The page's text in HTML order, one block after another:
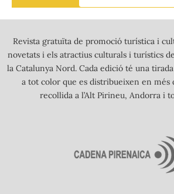
Revista gratuïta de promoció turística i
novetats i els atractius culturals i turístics
la Catalunya Nord. Cada edició té una
a tot color que es distribueixen en més
recollida a l’Alt Pirineu, Andorra i